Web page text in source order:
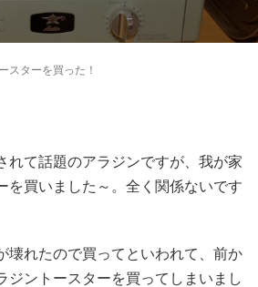
スターを買った！
れて話題のアラジンですが、我が家
を買いました～。全く関係ないです
壊れたので買ってといわれて、前か
ジントースターを買ってしまいまし